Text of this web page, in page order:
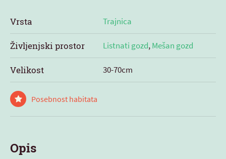
Vrsta Trajnica
Življenjski prostor Listnati gozd,Mešan gozd
Velikost 30-70cm
Posebnost habitata
Opis